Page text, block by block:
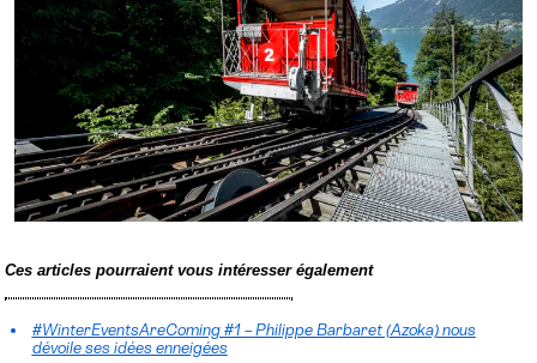
Ces articles pourraient vous intéresser également
#WinterEventsAreComing #1 – Philippe Barbaret (Azoka) nous
dévoile ses idées enneigées